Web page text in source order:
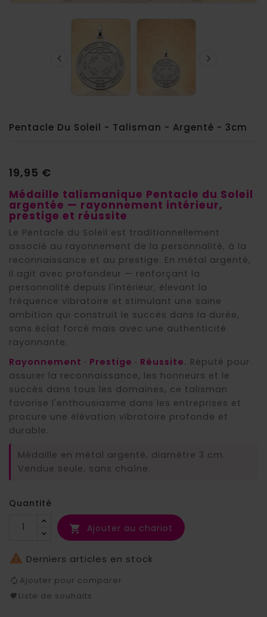
 
Pentacle Du Soleil - Talisman - Argenté - 3cm
19,95 €
Médaille talismanique Pentacle du Soleil
argentée — rayonnement intérieur,
prestige et réussite
Le Pentacle du Soleil est traditionnellement
associé au rayonnement de la personnalité, à la
reconnaissance et au prestige. En métal argenté,
il agit avec profondeur — renforçant la
personnalité depuis l'intérieur, élevant la
fréquence vibratoire et stimulant une saine
ambition qui construit le succès dans la durée,
sans éclat forcé mais avec une authenticité
rayonnante.
Rayonnement · Prestige · Réussite. Réputé pour
assurer la reconnaissance, les honneurs et le
succès dans tous les domaines, ce talisman
favorise l'enthousiasme dans les entreprises et
procure une élévation vibratoire profonde et
durable.
Médaille en métal argenté, diamètre 3 cm.
Vendue seule, sans chaîne.
Quantité
 Ajouter au chariot
 Derniers articles en stock
Ajouter pour comparer
Liste de souhaits